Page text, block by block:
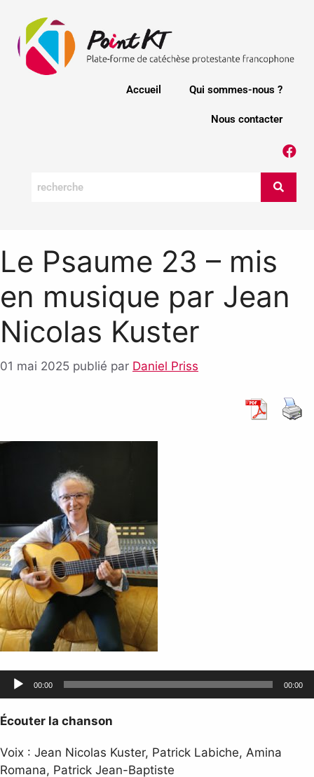
Accueil Qui sommes-nous ?
Nous contacter
Le Psaume 23 – mis
en musique par Jean
Nicolas Kuster
01 mai 2025 publié par Daniel Priss
Lecteur
audio
00:00 00:00
Écouter la chanson
Voix : Jean Nicolas Kuster, Patrick Labiche, Amina
Romana, Patrick Jean-Baptiste